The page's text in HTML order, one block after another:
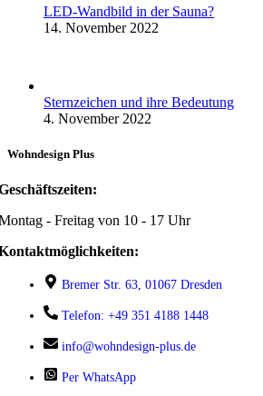
LED-Wandbild in der Sauna?
14. November 2022
Sternzeichen und ihre Bedeutung
4. November 2022
Wohndesign Plus
- Freitag von 10 - 17 Uhr
Bremer Str. 63, 01067 Dresden
Telefon: +49 351 4188 1448
info@wohndesign-plus.de
Per WhatsApp